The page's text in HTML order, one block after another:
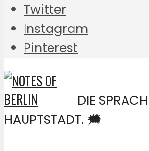
Twitter
Instagram
Pinterest
DIE
HAUPTSTADT. 🗯️